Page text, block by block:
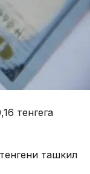
тенгега
ташкил